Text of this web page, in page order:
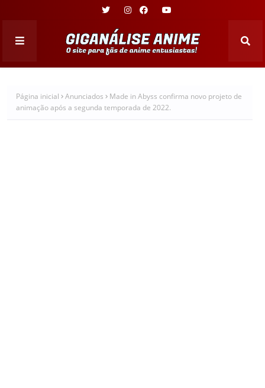
Página inicial Anunciados
Made in Abyss confirma novo projeto de
animação após a segunda temporada de 2022.